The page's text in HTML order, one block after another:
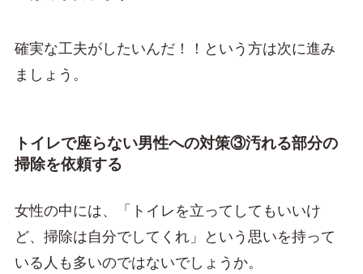
確実な工夫がしたいんだ！！という方は次に進み
ましょう。
トイレで座らない男性への対策③汚れる部分の
掃除を依頼する
女性の中には、「トイレを立ってしてもいいけ
ど、掃除は自分でしてくれ」という思いを持って
いる人も多いのではないでしょうか。